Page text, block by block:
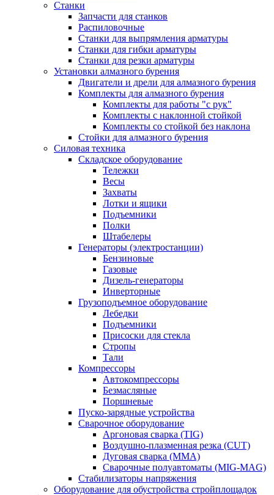
Станки
Запчасти для станков
Распиловочные
Станки для выпрямления арматуры
Станки для гибки арматуры
Станки для резки арматуры
Установки алмазного бурения
Двигатели и дрели для алмазного бурения
Комплекты для алмазного бурения
Комплекты для работы "с рук"
Комплекты с наклонной стойкой
Комплекты со стойкой без наклона
Стойки для алмазного бурения
Силовая техника
Складское оборудование
Тележки
Весы
Захваты
Лотки и ящики
Подъемники
Полки
Штабелеры
Генераторы (электростанции)
Бензиновые
Газовые
Дизель-генераторы
Инверторные
Грузоподъемное оборудование
Лебедки
Подъемники
Присоски для стекла
Стропы
Тали
Компрессоры
Автокомпрессоры
Безмасляные
Поршневые
Пуско-зарядные устройства
Сварочное оборудование
Аргоновая сварка (TIG)
Воздушно-плазменная резка (CUT)
Дуговая сварка (ММА)
Сварочные полуавтоматы (MIG-MAG)
Стабилизаторы напряжения
Оборудование для обустройства стройплощадок